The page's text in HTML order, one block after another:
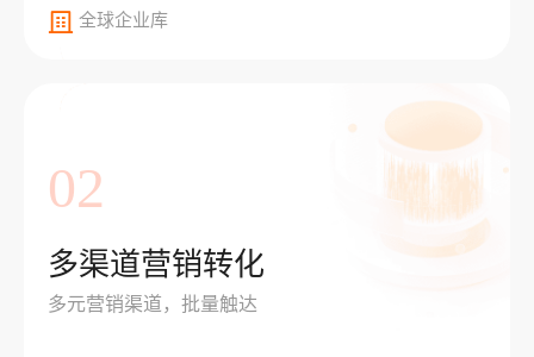
全球企业库
02
多渠道营销转化
多元营销渠道，批量触达